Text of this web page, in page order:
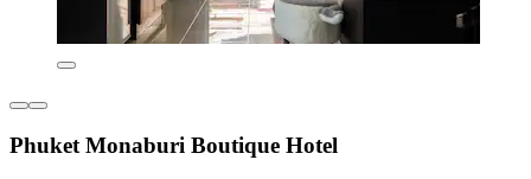
Phuket Monaburi Boutique Hotel